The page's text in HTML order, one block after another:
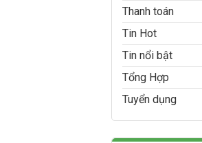
Thanh toán
Tin Hot
Tin nổi bật
Tổng Hợp
Tuyển dụng